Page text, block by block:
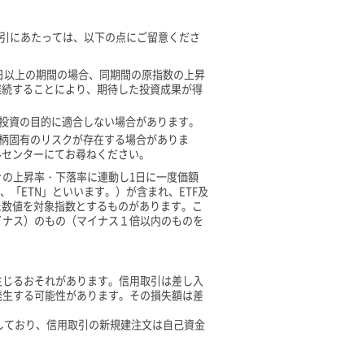
にあたっては、以下の点にご留意くださ
上の期間の場合、同期間の原指数の上昇
することにより、期待した投資成果が得
の目的に適合しない場合があります。
固有のリスクが存在する場合がありま
ンターにてお尋ねください。
上昇率・下落率に連動し1日に一度価額
「ETN」といいます。）が含まれ、ETF及
値を対象指数とするものがあります。こ
ス）のもの（マイナス１倍以内のものを
るおそれがあります。信用取引は差し入
する可能性があります。その損失額は差
おり、信用取引の新規建注文は自己資金